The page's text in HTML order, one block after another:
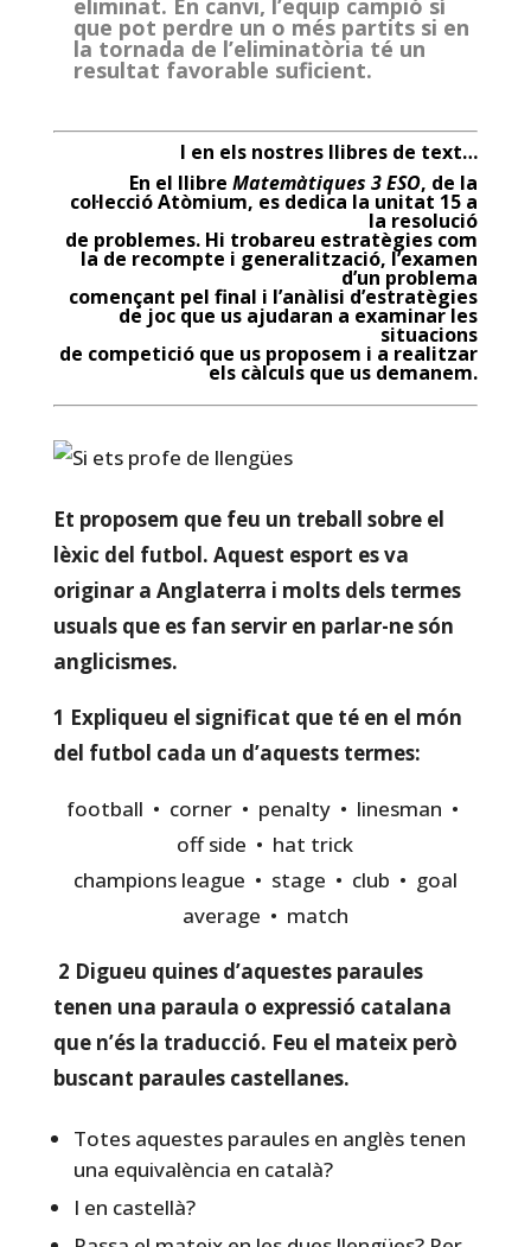
eliminat. En canvi, l’equip campió sí
que pot perdre un o més partits si en
la tornada de l’eliminatòria té un
resultat favorable suficient.
I en els nostres llibres de text…
En el llibreMatemàtiques 3 ESO, de la
col·lecció Atòmium, es dedica la unitat 15 a
la resolució
de problemes. Hi trobareu estratègies com
la de recompte i generalització, l’examen
d’un problema
començant pel final i l’anàlisi d’estratègies
de joc que us ajudaran a examinar les
situacions
de competició que us proposem i a realitzar
els càlculs que us demanem.
Et proposem que feu un treball sobre el
lèxic del futbol. Aquest esport es va
originar a Anglaterra i molts dels termes
usuals que es fan servir en parlar-ne són
anglicismes.
1 Expliqueu el significat que té en el món
del futbol cada un d’aquests termes:
football • corner • penalty • linesman •
off side • hat trick
champions league • stage • club • goal
average • match
2 Digueu quines d’aquestes paraules
tenen una paraula o expressió catalana
que n’és la traducció. Feu el mateix però
buscant paraules castellanes.
Totes aquestes paraules en anglès tenen
una equivalència en català?
I en castellà?